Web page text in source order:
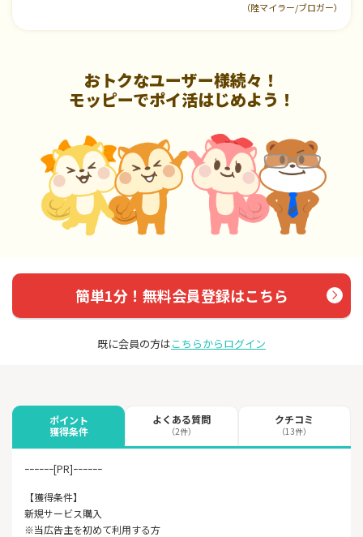
（陸マイラー/ブロガー）
おトクなユーザー様続々！
モッピーでポイ活はじめよう！
簡単1分！無料会員登録はこちら
既に会員の方はこちらからログイン
ポイント
獲得条件
よくある質問
（2件）
クチコミ
（13件）
ｰｰｰｰｰｰ[PR]ｰｰｰｰｰｰ
【獲得条件】
新規サービス購入
※当広告主を初めて利用する方